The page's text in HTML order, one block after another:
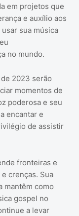
em projetos que
e auxílio aos
sua música
no mundo.
2023 serão
momentos de
poderosa e seu
encantar e
de assistir
fronteiras e
crenças. Sua
mantêm como
gospel no
a levar